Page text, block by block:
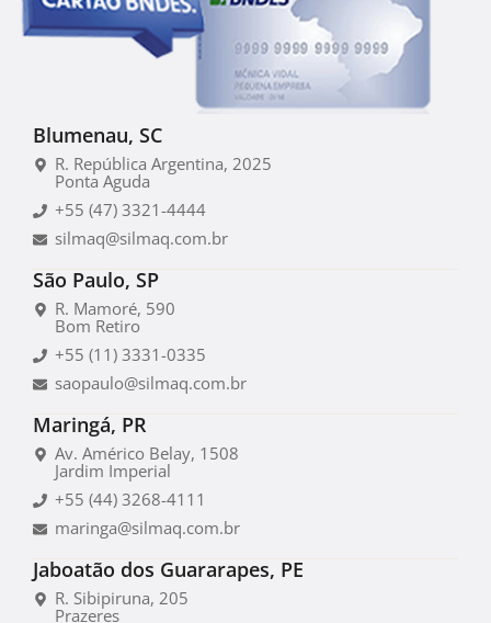
Blumenau, SC
R. República Argentina, 2025
Ponta Aguda
+55 (47) 3321-4444
silmaq@silmaq.com.br
São Paulo, SP
R. Mamoré, 590
Bom Retiro
+55 (11) 3331-0335
saopaulo@silmaq.com.br
Maringá, PR
Av. Américo Belay, 1508
Jardim Imperial
+55 (44) 3268-4111
maringa@silmaq.com.br
Jaboatão dos Guararapes, PE
R. Sibipiruna, 205
Prazeres